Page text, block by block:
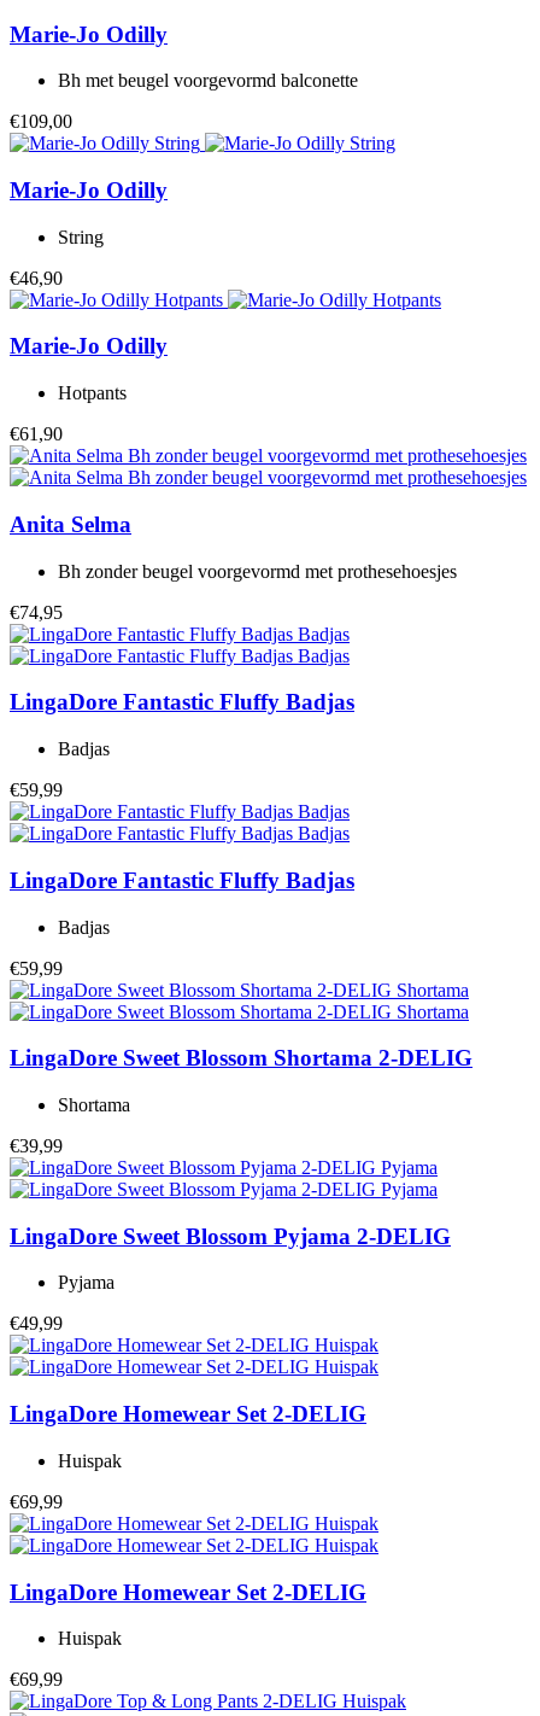
Marie-Jo Odilly
Bh met beugel voorgevormd balconette
€109,00
Marie-Jo Odilly
String
€46,90
Marie-Jo Odilly
Hotpants
€61,90
Anita Selma
Bh zonder beugel voorgevormd met prothesehoesjes
€74,95
LingaDore Fantastic Fluffy Badjas
Badjas
€59,99
LingaDore Fantastic Fluffy Badjas
Badjas
€59,99
LingaDore Sweet Blossom Shortama 2-DELIG
Shortama
€39,99
LingaDore Sweet Blossom Pyjama 2-DELIG
Pyjama
€49,99
LingaDore Homewear Set 2-DELIG
Huispak
€69,99
LingaDore Homewear Set 2-DELIG
Huispak
€69,99